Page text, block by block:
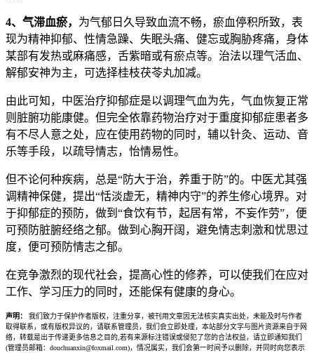
4、气滞血瘀， 为气郁日久导致血流不畅，瘀血停积所致，表
现为精神抑郁、性情急躁、失眠头痛、健忘或胸胁疼痛，身体
某部有发热或麻痛感，舌紫暗或有瘀点等。治法以理气活血、
解郁安神为主，可选择桂枝茯苓丸加减。
由此可知，中医治疗抑郁症是以调理气血为先，气血恢复正常
则脏腑功能康健。但完全依靠药物治疗对于重度抑郁症患者多
有不尽人意之处，应在使用药物的同时，辅以针灸、运动、音
乐等手段，以疏导情志，怡情易性。
但不论何种疾病，总是“防大于治，养重于防”的。中医尤其强
调精神保健，提出“恬淡虚无，精神内守”的养生修心境界。对
于抑郁症的预防，做到“食饮有节，起居有常，不妄作劳”，便
可预防脏腑经络之郁。做到心胸开阔，避免情志刺激和忧思过
度，便可预防情志之郁。
在竞争激烈的现代社会，提高心性的修养，可以使我们在应对
工作、学习压力的同时，还能保有健康的身心。
声明：
我们致力于保护作者版权，注重分享，被刊用文章因无法核实真实出处，未能及时与作者
取得联系，或有版权异议的，请联系管理员，我们会立即处理，本站部分文字与图片资源来自于网
络，转载是出于传递更多信息之目的,若有来源标注错误或侵犯了您的合法权益，请立即通知我们
(管理员邮箱：douchuanxin@foxmail.com)，情况属实，我们会第一时间予以删除，并同时向您表示